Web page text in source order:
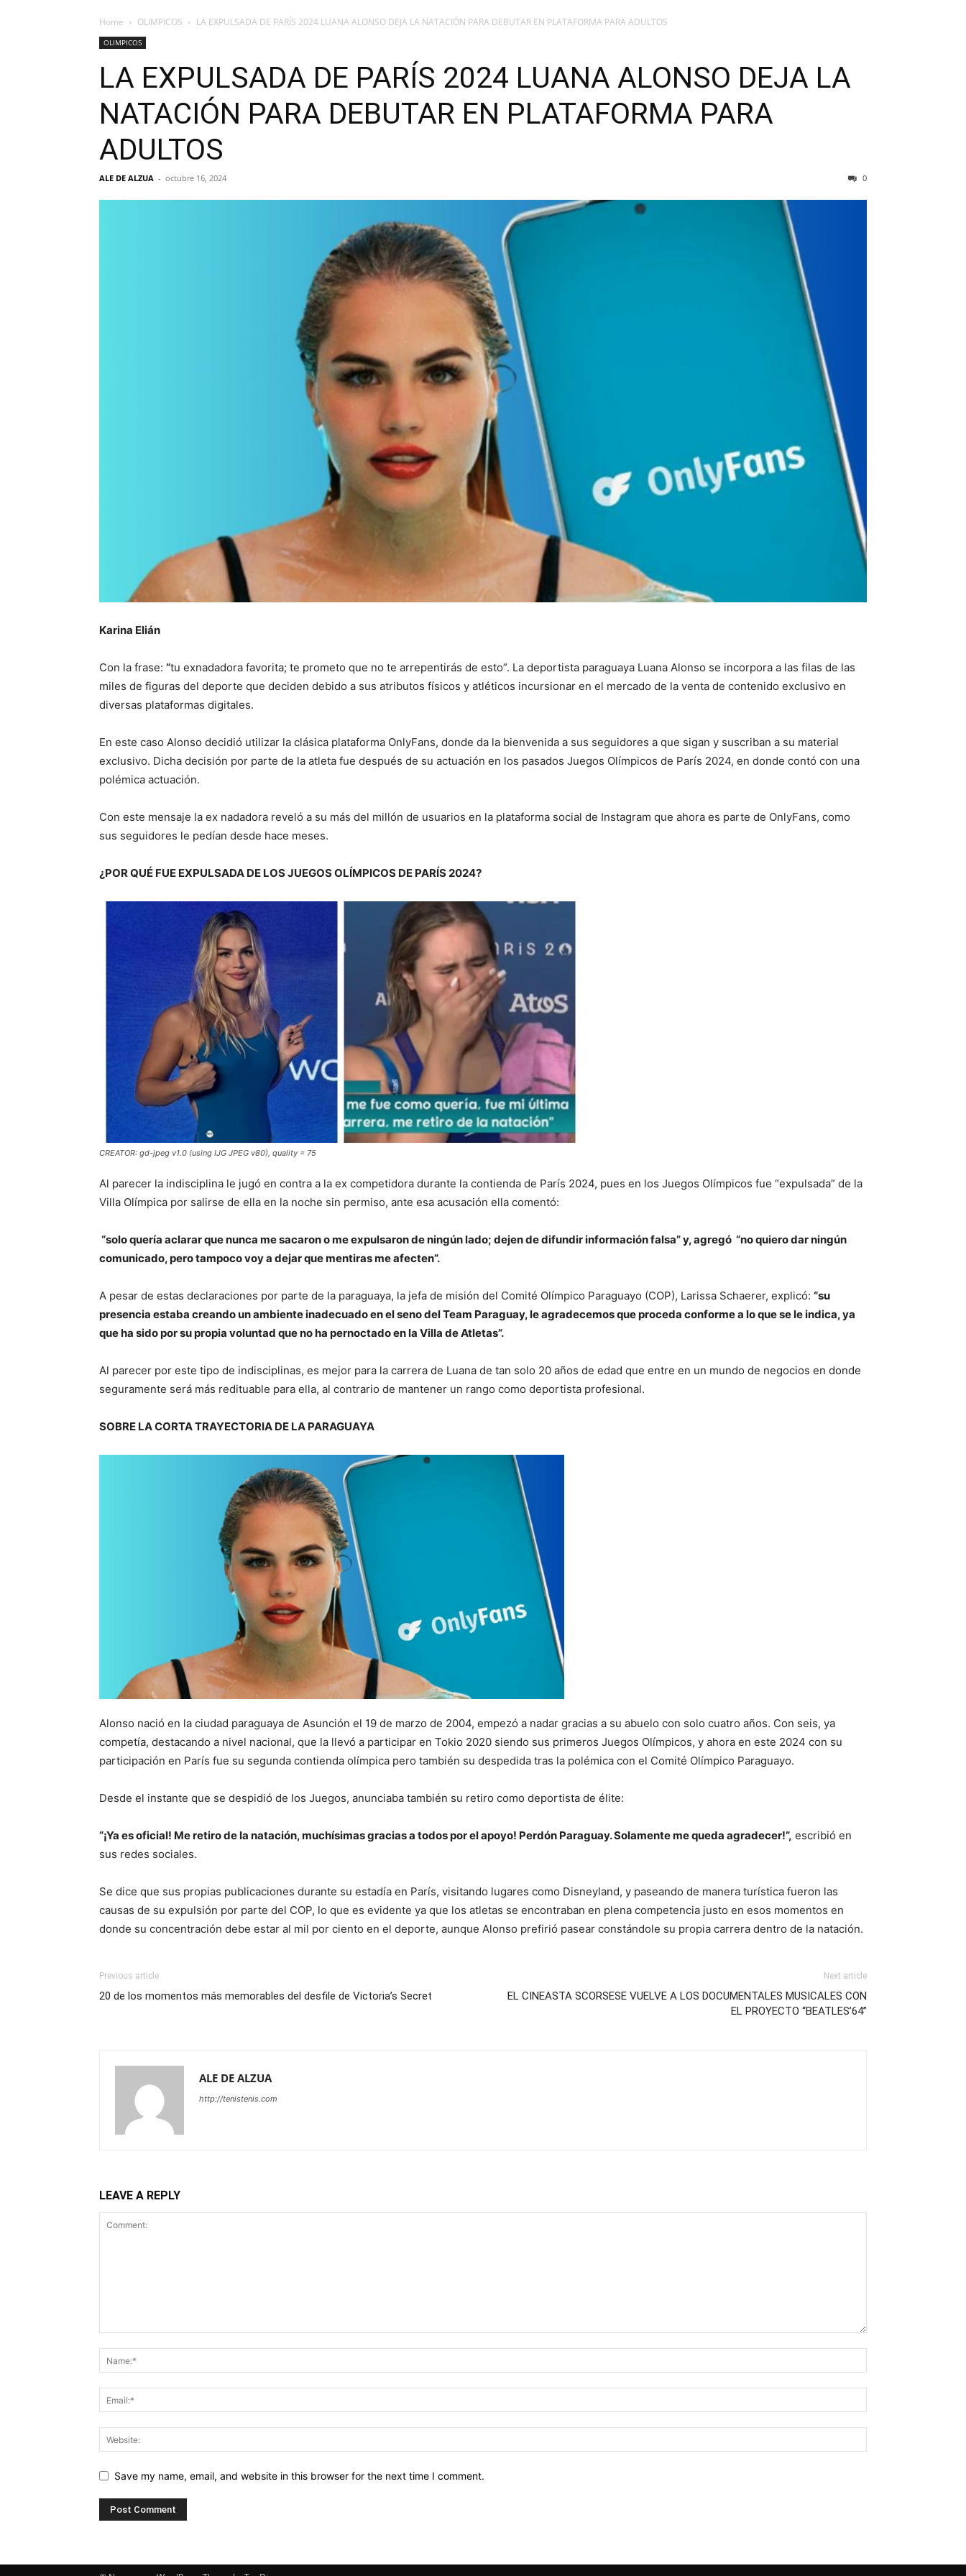
Home OLIMPICOS LA EXPULSADA DE PARÍS 2024 LUANA ALONSO DEJA LA NATACIÓN PARA DEBUTAR EN PLATAFORMA PARA ADULTOS
OLIMPICOS
LA EXPULSADA DE PARÍS 2024 LUANA ALONSO DEJA LA
NATACIÓN PARA DEBUTAR EN PLATAFORMA PARA
ADULTOS
ALE DE ALZUA - octubre 16, 2024 0
Karina Elián
Con la frase: “tu exnadadora favorita; te prometo que no te arrepentirás de esto”. La deportista paraguaya Luana Alonso se incorpora a las filas de las
miles de figuras del deporte que deciden debido a sus atributos físicos y atléticos incursionar en el mercado de la venta de contenido exclusivo en
diversas plataformas digitales.
En este caso Alonso decidió utilizar la clásica plataforma OnlyFans, donde da la bienvenida a sus seguidores a que sigan y suscriban a su material
exclusivo. Dicha decisión por parte de la atleta fue después de su actuación en los pasados Juegos Olímpicos de París 2024, en donde contó con una
polémica actuación.
Con este mensaje la ex nadadora reveló a su más del millón de usuarios en la plataforma social de Instagram que ahora es parte de OnlyFans, como
sus seguidores le pedían desde hace meses.
¿POR QUÉ FUE EXPULSADA DE LOS JUEGOS OLÍMPICOS DE PARÍS 2024?
CREATOR: gd-jpeg v1.0 (using IJG JPEG v80), quality = 75
Al parecer la indisciplina le jugó en contra a la ex competidora durante la contienda de París 2024, pues en los Juegos Olímpicos fue “expulsada” de la
Villa Olímpica por salirse de ella en la noche sin permiso, ante esa acusación ella comentó:
“solo quería aclarar que nunca me sacaron o me expulsaron de ningún lado; dejen de difundir información falsa” y, agregó “no quiero dar ningún
comunicado, pero tampoco voy a dejar que mentiras me afecten”.
A pesar de estas declaraciones por parte de la paraguaya, la jefa de misión del Comité Olímpico Paraguayo (COP), Larissa Schaerer, explicó: “su
presencia estaba creando un ambiente inadecuado en el seno del Team Paraguay, le agradecemos que proceda conforme a lo que se le indica, ya
que ha sido por su propia voluntad que no ha pernoctado en la Villa de Atletas”.
Al parecer por este tipo de indisciplinas, es mejor para la carrera de Luana de tan solo 20 años de edad que entre en un mundo de negocios en donde
seguramente será más redituable para ella, al contrario de mantener un rango como deportista profesional.
SOBRE LA CORTA TRAYECTORIA DE LA PARAGUAYA
Alonso nació en la ciudad paraguaya de Asunción el 19 de marzo de 2004, empezó a nadar gracias a su abuelo con solo cuatro años. Con seis, ya
competía, destacando a nivel nacional, que la llevó a participar en Tokio 2020 siendo sus primeros Juegos Olímpicos, y ahora en este 2024 con su
participación en París fue su segunda contienda olímpica pero también su despedida tras la polémica con el Comité Olímpico Paraguayo.
Desde el instante que se despidió de los Juegos, anunciaba también su retiro como deportista de élite:
“¡Ya es oficial! Me retiro de la natación, muchísimas gracias a todos por el apoyo! Perdón Paraguay. Solamente me queda agradecer!”, escribió en
sus redes sociales.
Se dice que sus propias publicaciones durante su estadía en París, visitando lugares como Disneyland, y paseando de manera turística fueron las
causas de su expulsión por parte del COP, lo que es evidente ya que los atletas se encontraban en plena competencia justo en esos momentos en
donde su concentración debe estar al mil por ciento en el deporte, aunque Alonso prefirió pasear constándole su propia carrera dentro de la natación.
Previous article
20 de los momentos más memorables del desfile de Victoria’s Secret
Next article
EL CINEASTA SCORSESE VUELVE A LOS DOCUMENTALES MUSICALES CON
EL PROYECTO “BEATLES’64”
ALE DE ALZUA
http://tenistenis.com
LEAVE A REPLY
Save my name, email, and website in this browser for the next time I comment.